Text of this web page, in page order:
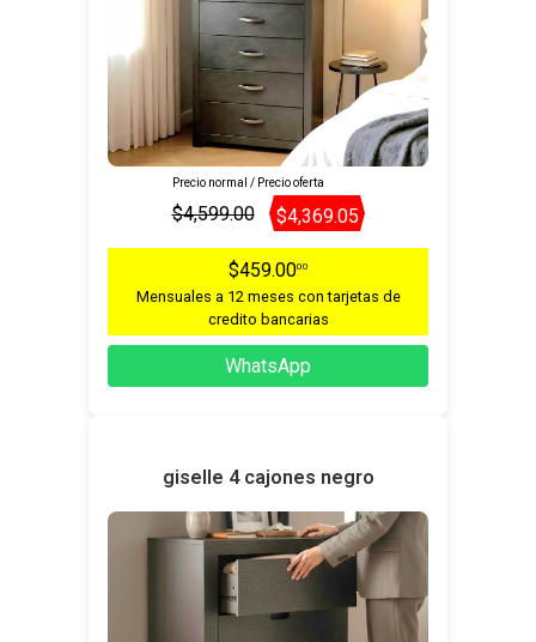
Precio normal / Precio oferta
$4,599.00 $4,369.05
$459.0000
Mensuales a 12 meses con tarjetas de
credito bancarias
WhatsApp
giselle 4 cajones negro